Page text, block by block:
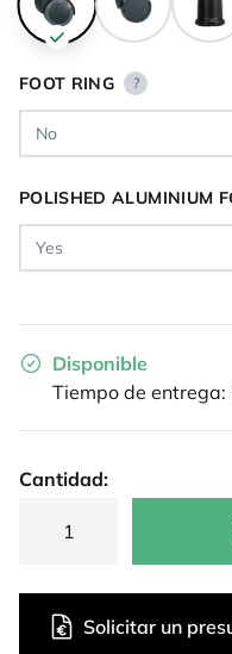
FOOT RING ?
POLISHED ALUMINIUM
Disponible
Tiempo de
Cantidad:
Solicitar un